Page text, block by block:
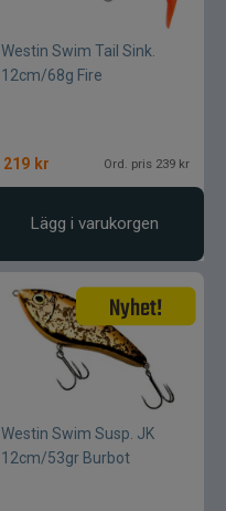
Westin Swim Tail Sink.
12cm/68g Fire
219 kr Ord. pris 239 kr
Lägg i varukorgen
Westin Swim Susp. JK
12cm/53gr Burbot